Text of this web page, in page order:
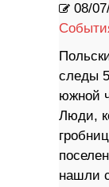
08/
следы
южной
Люди,
нашли